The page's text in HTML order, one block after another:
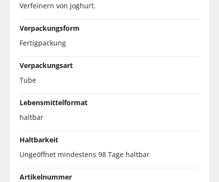
Verfeinern von Joghurt.
Verpackungsform
Fertigpackung
Verpackungsart
Tube
Lebensmittelformat
haltbar
Haltbarkeit
Ungeöffnet mindestens 98 Tage haltbar
Artikelnummer